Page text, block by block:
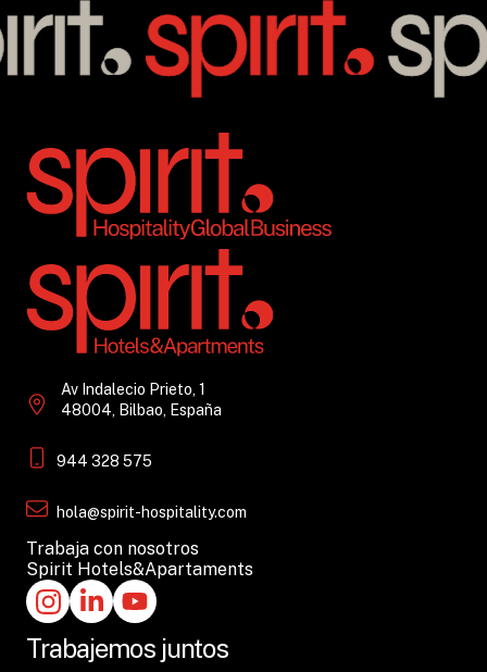
Av Indalecio Prieto, 1
48004, Bilbao, España
944 328 575
hola@spirit-hospitality.com
Trabaja con nosotros
Spirit Hotels&Apartaments
Trabajemos juntos